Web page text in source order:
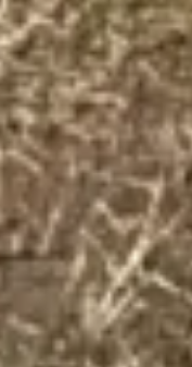
3 dias
não sei
54 resultados
Pacotes multi-dias 17